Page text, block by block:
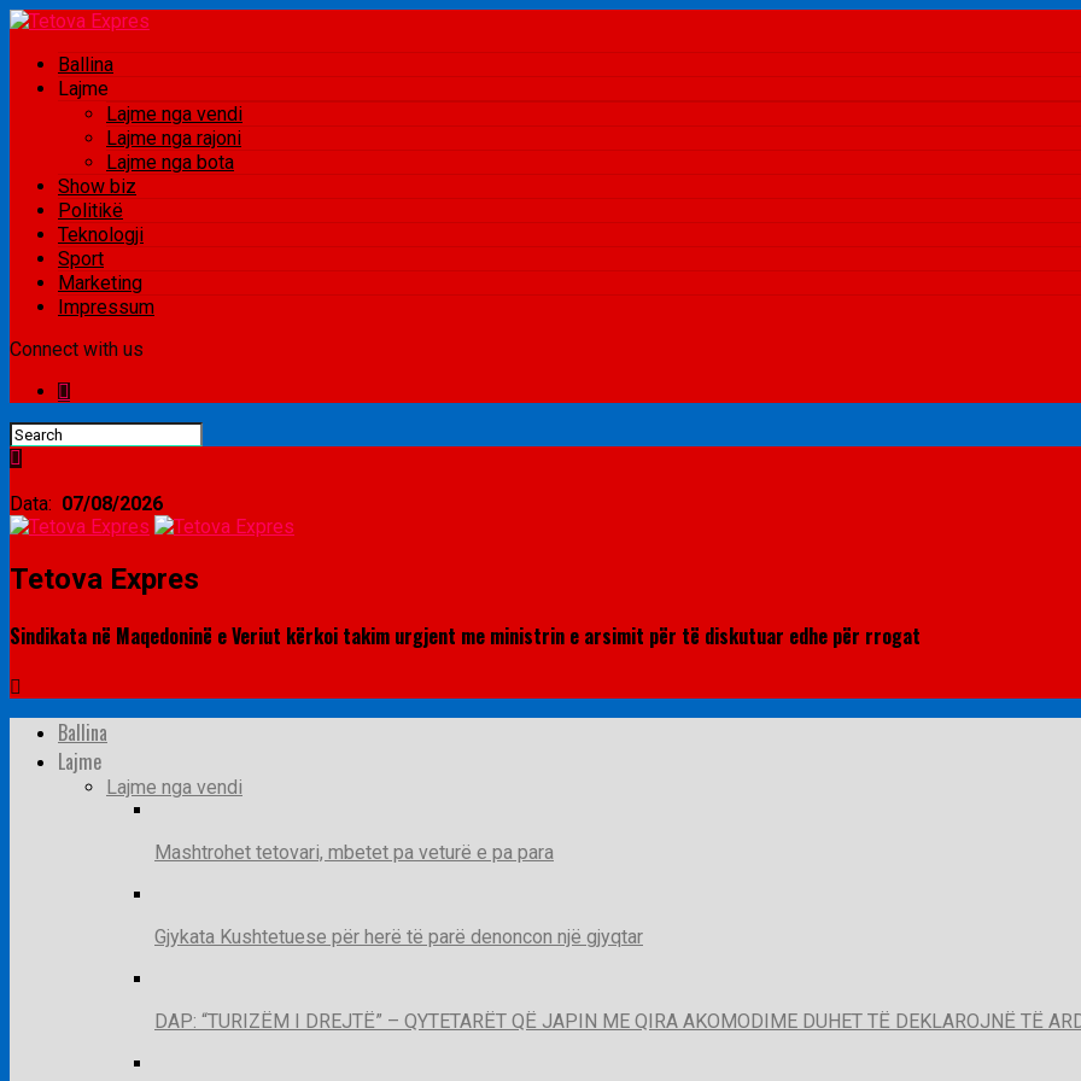
Ballina
Lajme
Lajme nga vendi
Lajme nga rajoni
Lajme nga bota
Show biz
Politikë
Teknologji
Sport
Marketing
Impressum
Connect with us
Data: 07/08/2026
Tetova Expres
Sindikata në Maqedoninë e Veriut kërkoi takim urgjent me ministrin e arsimit për të diskutuar edhe për rrogat
Ballina
Lajme
Lajme nga vendi
Mashtrohet tetovari, mbetet pa veturë e pa para
Gjykata Kushtetuese për herë të parë denoncon një gjyqtar
DAP: “TURIZËM I DREJTË” – QYTETARËT QË JAPIN ME QIRA AKOMODIME DUHET TË DEKLAROJNË TË